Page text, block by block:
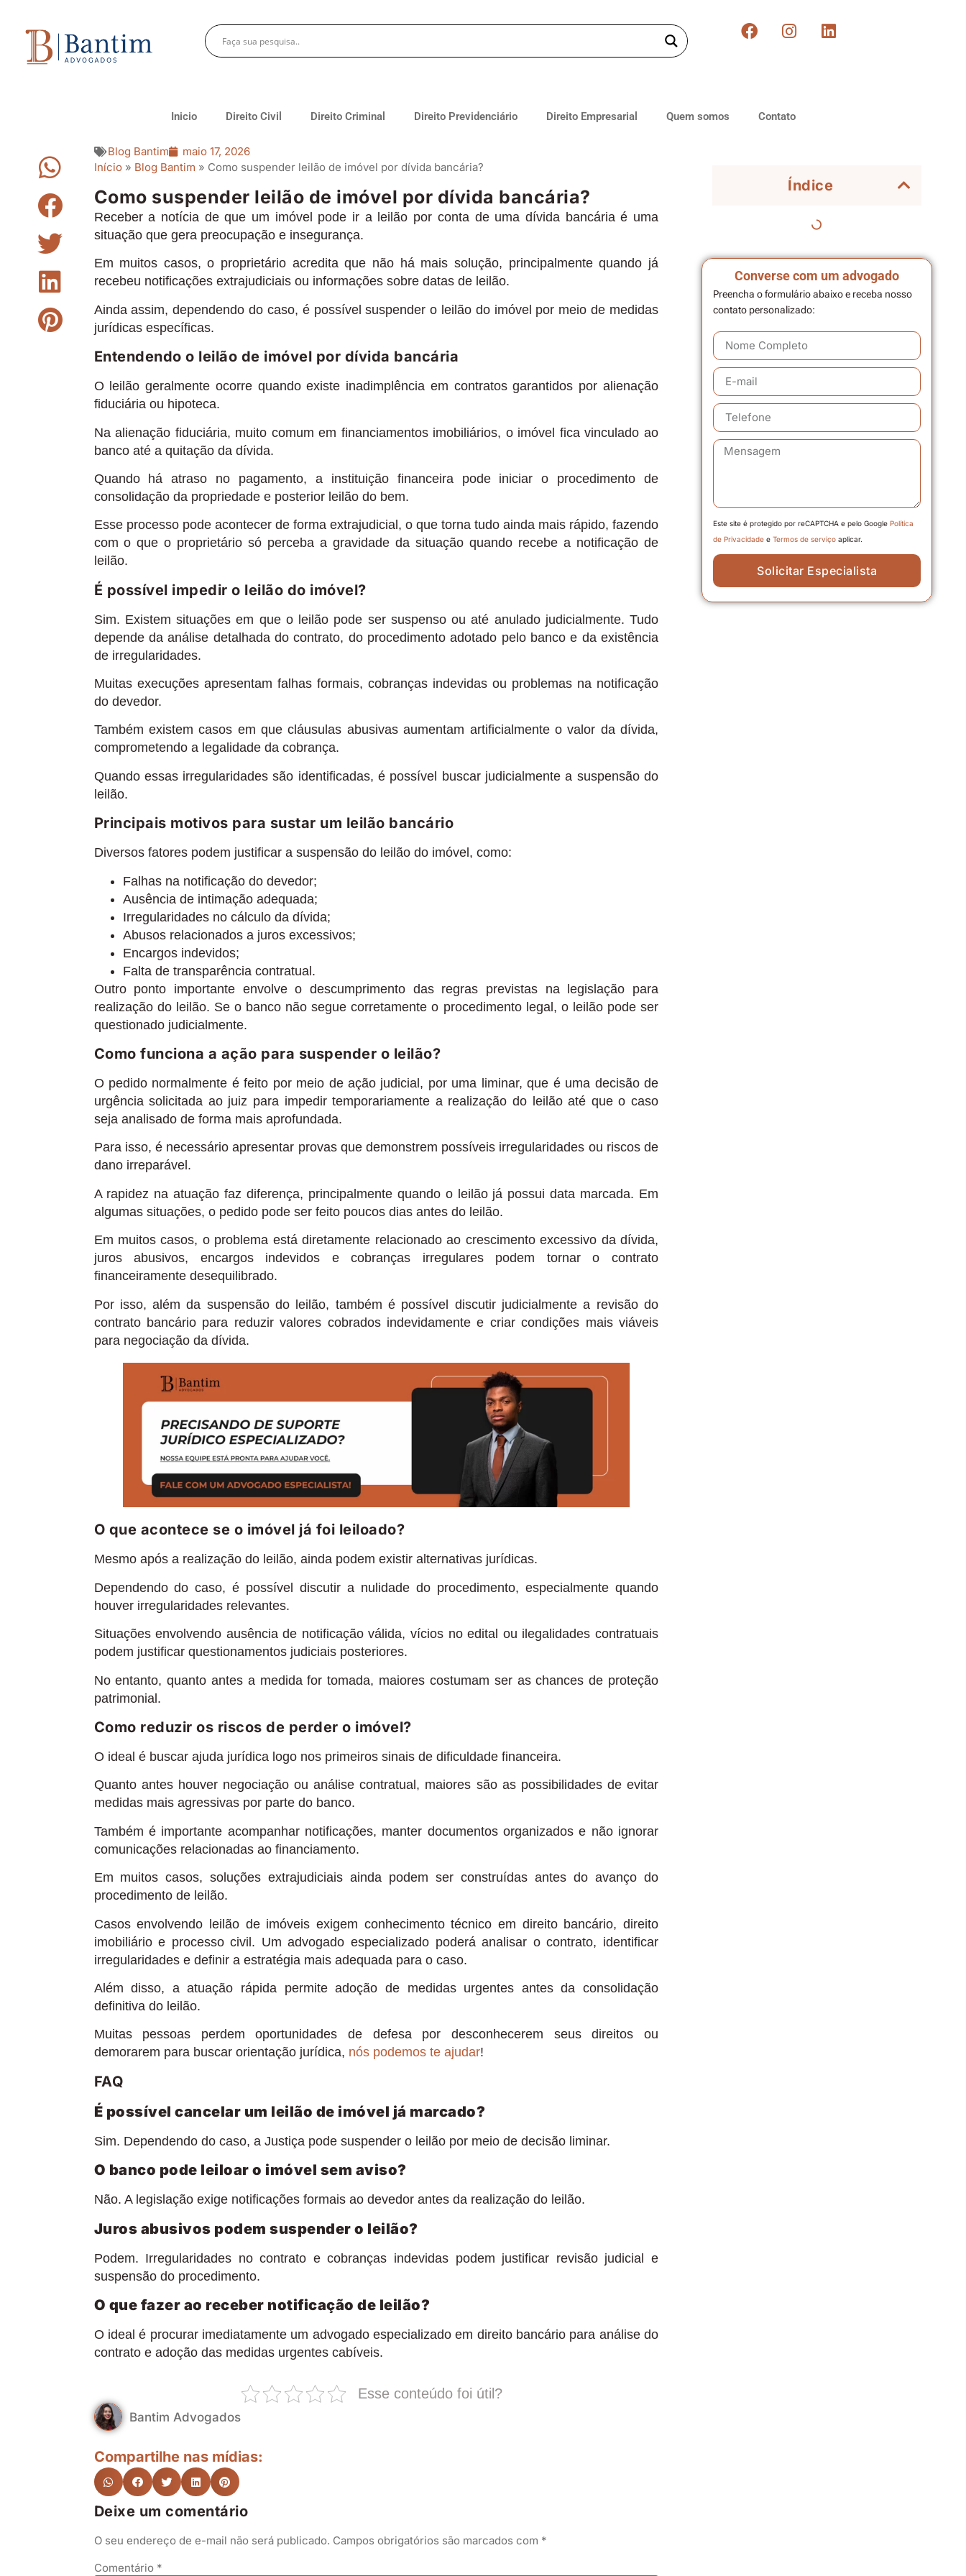
Inicio Direito Civil Direito Criminal Direito Previdenciário Direito Empresarial Quem somos Contato
Blog Bantim
maio 17, 2026
Início» Blog Bantim » Como suspender leilão de imóvel por dívida bancária?
Como suspender leilão de imóvel por dívida bancária?
Receber a notícia de que um imóvel pode ir a leilão por conta de uma dívida bancária é uma
situação que gera preocupação e insegurança.
Em muitos casos, o proprietário acredita que não há mais solução, principalmente quando já
recebeu notificações extrajudiciais ou informações sobre datas de leilão.
Ainda assim, dependendo do caso, é possível suspender o leilão do imóvel por meio de medidas
jurídicas específicas.
Entendendo o leilão de imóvel por dívida bancária
O leilão geralmente ocorre quando existe inadimplência em contratos garantidos por alienação
fiduciária ou hipoteca.
Na alienação fiduciária, muito comum em financiamentos imobiliários, o imóvel fica vinculado ao
banco até a quitação da dívida.
Quando há atraso no pagamento, a instituição financeira pode iniciar o procedimento de
consolidação da propriedade e posterior leilão do bem.
Esse processo pode acontecer de forma extrajudicial, o que torna tudo ainda mais rápido, fazendo
com o que o proprietário só perceba a gravidade da situação quando recebe a notificação de
leilão.
É possível impedir o leilão do imóvel?
Sim. Existem situações em que o leilão pode ser suspenso ou até anulado judicialmente. Tudo
depende da análise detalhada do contrato, do procedimento adotado pelo banco e da existência
de irregularidades.
Muitas execuções apresentam falhas formais, cobranças indevidas ou problemas na notificação
do devedor.
Também existem casos em que cláusulas abusivas aumentam artificialmente o valor da dívida,
comprometendo a legalidade da cobrança.
Quando essas irregularidades são identificadas, é possível buscar judicialmente a suspensão do
leilão.
Principais motivos para sustar um leilão bancário
Diversos fatores podem justificar a suspensão do leilão do imóvel, como:
Falhas na notificação do devedor;
Ausência de intimação adequada;
Irregularidades no cálculo da dívida;
Abusos relacionados a juros excessivos;
Encargos indevidos;
Falta de transparência contratual.
Outro ponto importante envolve o descumprimento das regras previstas na legislação para
realização do leilão. Se o banco não segue corretamente o procedimento legal, o leilão pode ser
questionado judicialmente.
Como funciona a ação para suspender o leilão?
O pedido normalmente é feito por meio de ação judicial, por uma liminar, que é uma decisão de
urgência solicitada ao juiz para impedir temporariamente a realização do leilão até que o caso
seja analisado de forma mais aprofundada.
Para isso, é necessário apresentar provas que demonstrem possíveis irregularidades ou riscos de
dano irreparável.
A rapidez na atuação faz diferença, principalmente quando o leilão já possui data marcada. Em
algumas situações, o pedido pode ser feito poucos dias antes do leilão.
Em muitos casos, o problema está diretamente relacionado ao crescimento excessivo da dívida,
juros abusivos, encargos indevidos e cobranças irregulares podem tornar o contrato
financeiramente desequilibrado.
Por isso, além da suspensão do leilão, também é possível discutir judicialmente a revisão do
contrato bancário para reduzir valores cobrados indevidamente e criar condições mais viáveis
para negociação da dívida.
O que acontece se o imóvel já foi leiloado?
Mesmo após a realização do leilão, ainda podem existir alternativas jurídicas.
Dependendo do caso, é possível discutir a nulidade do procedimento, especialmente quando
houver irregularidades relevantes.
Situações envolvendo ausência de notificação válida, vícios no edital ou ilegalidades contratuais
podem justificar questionamentos judiciais posteriores.
No entanto, quanto antes a medida for tomada, maiores costumam ser as chances de proteção
patrimonial.
Como reduzir os riscos de perder o imóvel?
O ideal é buscar ajuda jurídica logo nos primeiros sinais de dificuldade financeira.
Quanto antes houver negociação ou análise contratual, maiores são as possibilidades de evitar
medidas mais agressivas por parte do banco.
Também é importante acompanhar notificações, manter documentos organizados e não ignorar
comunicações relacionadas ao financiamento.
Em muitos casos, soluções extrajudiciais ainda podem ser construídas antes do avanço do
procedimento de leilão.
Casos envolvendo leilão de imóveis exigem conhecimento técnico em direito bancário, direito
imobiliário e processo civil. Um advogado especializado poderá analisar o contrato, identificar
irregularidades e definir a estratégia mais adequada para o caso.
Além disso, a atuação rápida permite adoção de medidas urgentes antes da consolidação
definitiva do leilão.
Muitas pessoas perdem oportunidades de defesa por desconhecerem seus direitos ou
demorarem para buscar orientação jurídica, nós podemos te ajudar!
FAQ
É possível cancelar um leilão de imóvel já marcado?
Sim. Dependendo do caso, a Justiça pode suspender o leilão por meio de decisão liminar.
O banco pode leiloar o imóvel sem aviso?
Não. A legislação exige notificações formais ao devedor antes da realização do leilão.
Juros abusivos podem suspender o leilão?
Podem. Irregularidades no contrato e cobranças indevidas podem justificar revisão judicial e
suspensão do procedimento.
O que fazer ao receber notificação de leilão?
O ideal é procurar imediatamente um advogado especializado em direito bancário para análise do
contrato e adoção das medidas urgentes cabíveis.
Esse conteúdo foi útil?
Bantim Advogados
Compartilhe nas mídias:
Deixe um comentário
O seu endereço de e-mail não será publicado. Campos obrigatórios são marcados com *
Comentário *
Índice
Converse com um advogado
Preencha o formulário abaixo e receba nosso
contato personalizado:
Este site é protegido por reCAPTCHA e pelo Google Política
de Privacidade e Termos de serviço aplicar.
Solicitar Especialista